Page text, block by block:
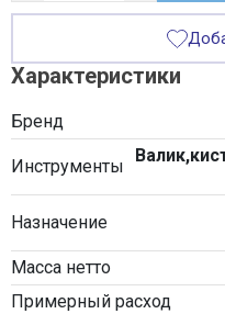
Характеристики
Бренд
Инструменты
Назначение
Масса нетто
Примерный расход